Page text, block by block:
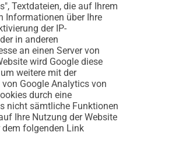
Textdateien, die auf Ihrem
Informationen über Ihre
der IP-
in anderen
an einen Server von
wird Google diese
weitere mit der
Google Analytics von
durch eine
nicht sämtliche Funktionen
Ihre Nutzung der Website
dem folgenden Link